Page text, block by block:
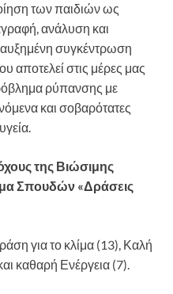
των παιδιών ως
ανάλυση και
συγκέντρωση
αποτελεί στις μέρες μας
ρύπανσης με
και σοβαρότατες
της Βιώσιμης
Σπουδών «Δράσεις
για το κλίμα (13), Καλή
καθαρή Ενέργεια (7).